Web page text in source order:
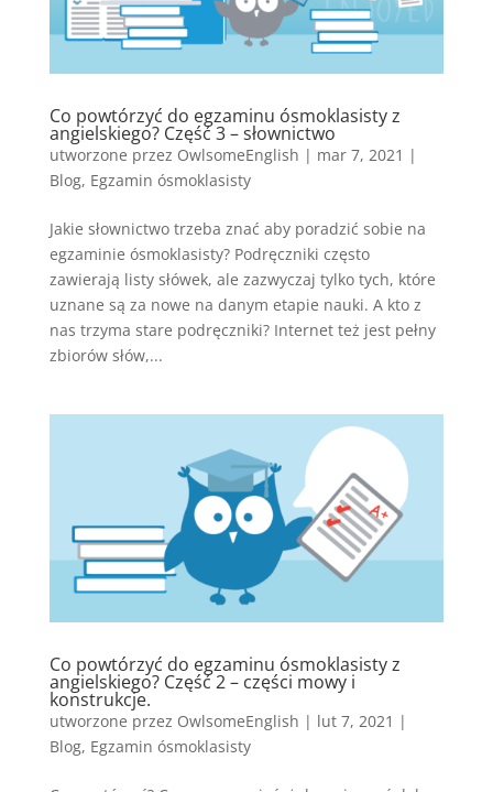
Co powtórzyć do egzaminu ósmoklasisty z
angielskiego? Część 3 – słownictwo
utworzone przez OwlsomeEnglish | mar 7, 2021 |
Blog, Egzamin ósmoklasisty
Jakie słownictwo trzeba znać aby poradzić sobie na
egzaminie ósmoklasisty? Podręczniki często
zawierają listy słówek, ale zazwyczaj tylko tych, które
uznane są za nowe na danym etapie nauki. A kto z
nas trzyma stare podręczniki? Internet też jest pełny
zbiorów słów,...
Co powtórzyć do egzaminu ósmoklasisty z
angielskiego? Część 2 – części mowy i
konstrukcje.
utworzone przez OwlsomeEnglish | lut 7, 2021 |
Blog, Egzamin ósmoklasisty